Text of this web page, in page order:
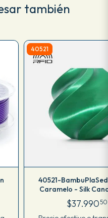
también
40521
40521-
Caramelo - Silk
$37.99050